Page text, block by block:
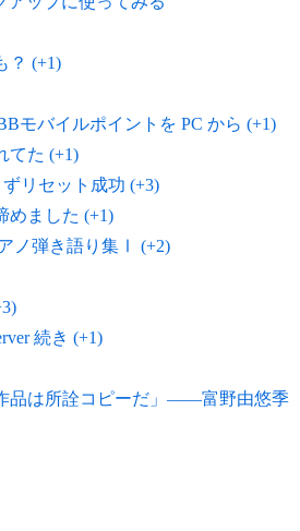
？ (+1)
モバイルポイントを PC から (+1)
てた (+1)
リセット成功 (+3)
めました (+1)
ノ弾き語り集Ⅰ (+2)
続き (+1)
品は所詮コピーだ」——富野由悠季